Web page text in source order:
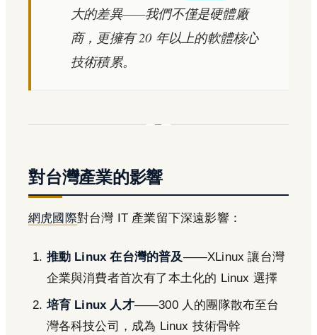
大的差異——我們不僅是硬體廠
商，更擁有 20 年以上的軟體核心
技術積累。
對台灣產業的影響
網虎國際對台灣 IT 產業留下深遠影響：
推動 Linux 在台灣的普及——XLinux 讓台灣
企業與消費者首次有了本土化的 Linux 選擇
培育 Linux 人才——300 人的團隊散布至台
灣各科技公司，成為 Linux 技術骨幹